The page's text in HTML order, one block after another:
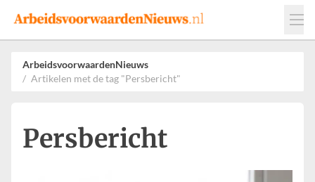
Events
Adverteren
Leveranciers
Werkgevers
ArbeidsvoorwaardenNieuws
Artikelen met de tag "Persbericht"
Persbericht